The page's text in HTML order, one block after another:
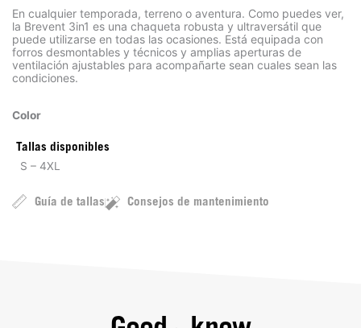
En cualquier temporada, terreno o aventura. Como puedes ver,
la Brevent 3in1 es una chaqueta robusta y ultraversátil que
puede utilizarse en todas las ocasiones. Está equipada con
forros desmontables y técnicos y amplias aperturas de
ventilación ajustables para acompañarte sean cuales sean las
condiciones.
Color
Tallas disponibles
S – 4XL
Guía de tallas Consejos de mantenimiento